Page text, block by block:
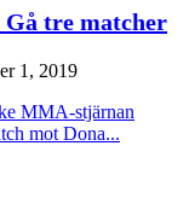
tre matcher
1, 2019
MMA-stjärnan
mot Dona...